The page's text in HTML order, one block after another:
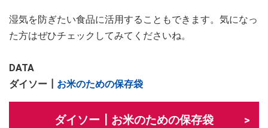
湿気を防ぎたい食品に活用することもできます。気になっ
た方はぜひチェックしてみてくださいね。
DATA
ダイソー┃ お米のための保存袋
ダイソー┃お米のための保存袋